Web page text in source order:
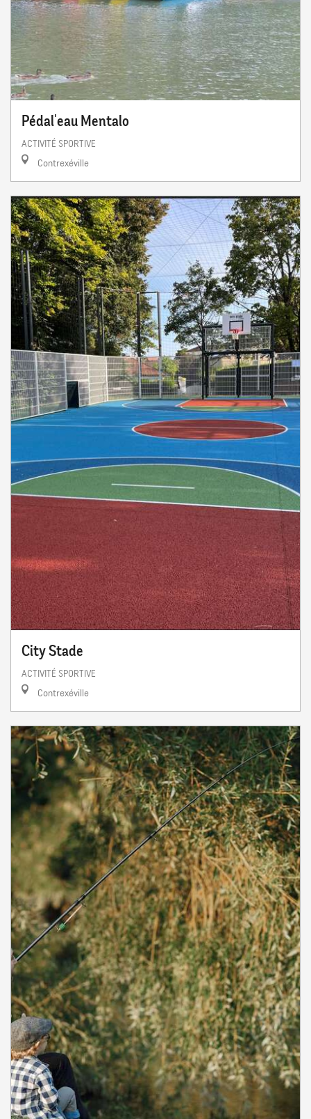
Pédal'eau Mentalo
ACTIVITÉ SPORTIVE
Contrexéville
City Stade
ACTIVITÉ SPORTIVE
Contrexéville